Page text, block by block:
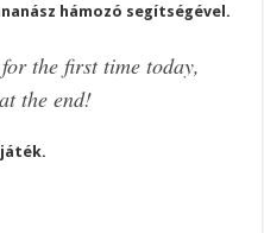
hámozó segítségével.
the first time today,
the end!